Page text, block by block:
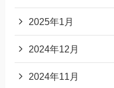
2025年1月
2024年12月
2024年11月